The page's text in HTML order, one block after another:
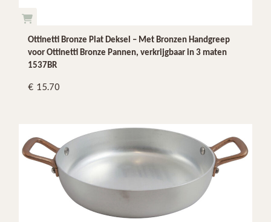
Ottinetti Bronze Plat Deksel – Met Bronzen Handgreep
voor Ottinetti Bronze Pannen, verkrijgbaar in 3 maten
1537BR
15.70